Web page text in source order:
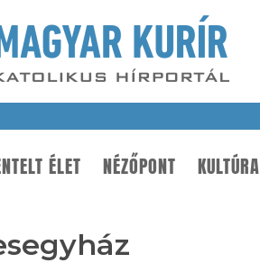
ÉLET NÉZŐPONT KULTÚRA